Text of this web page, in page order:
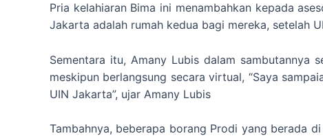
Pria kelahiaran Bima ini menambahkan kepada
Jakarta adalah rumah kedua bagi mereka, setelah
Sementara itu, Amany Lubis dalam sambutannya
meskipun berlangsung secara virtual, “Saya
UIN Jakarta”, ujar Amany Lubis
Tambahnya, beberapa borang Prodi yang berada